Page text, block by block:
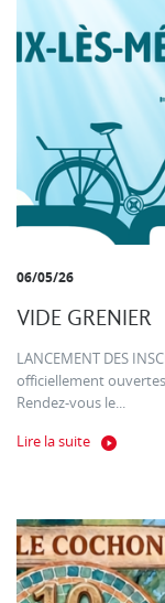
06/05/26
VIDE GRENIER
LANCEMENT DES
officiellement
Rendez-vous le...
Lire la suite